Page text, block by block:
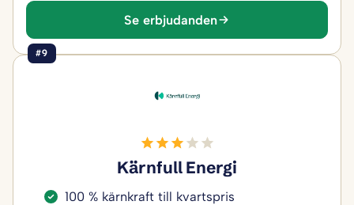
Se erbjudanden
#9
Kärnfull Energi
100 % kärnkraft till kvartspris